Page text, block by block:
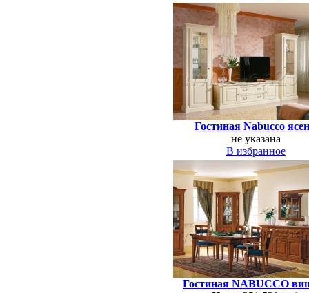
Гостиная Nabucco
не указана
В избранное
Гостиная NABUCCO